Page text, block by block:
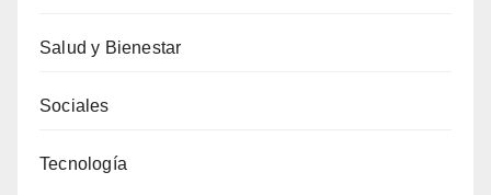
Salud y Bienestar
Sociales
Tecnología